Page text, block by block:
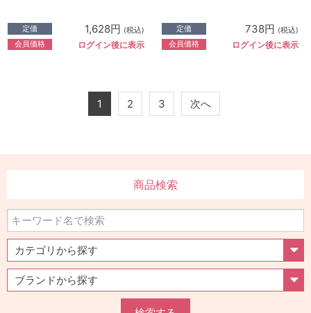
定価 1,628円 (税込)
会員価格 ログイン後に表示
定価 738円 (税込)
会員価格 ログイン後に表示
1 2 3 次へ
商品検索